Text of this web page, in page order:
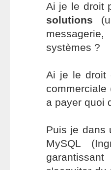
Ai je le droit
solutions
systèmes ?
Ai je le droit
a payer quoi
Puis je dans
MySQL